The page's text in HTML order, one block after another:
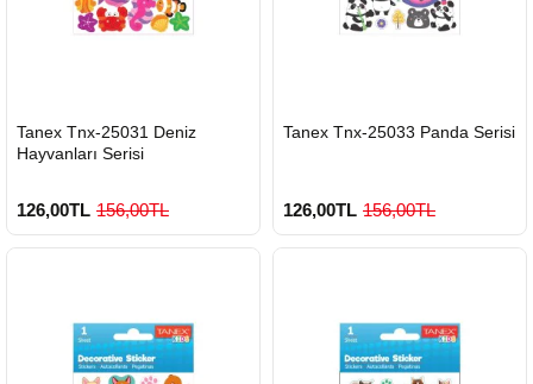
GÖNDERİ
Tanex Tnx-25031 Deniz
Hayvanları Serisi
126,00TL 156,00TL
GÖNDERİ
Tanex Tnx-25033 Panda Serisi
126,00TL 156,00TL